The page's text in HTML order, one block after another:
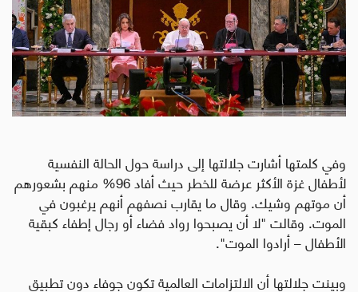
وفي كلمتها أشارت جلالتها إلى دراسة حول الحالة النفسية
لأطفال غزة الأكثر عرضة للخطر حيث أفاد 96% منهم بشعورهم
أن موتهم وشيك. وقال ما يقارب نصفهم أنهم يرغبون في
الموت. وقالت "لا أن يصبحوا رواد فضاء أو رجال إطفاء كبقية
الأطفال – أرادوا الموت".
وبينت جلالتها أن الالتزامات العالمية تكون جوفاء دون تطبيق